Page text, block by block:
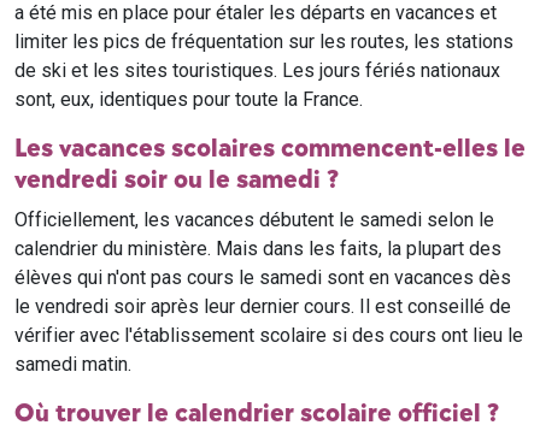
a été mis en place pour étaler les départs en vacances et
limiter les pics de fréquentation sur les routes, les stations
de ski et les sites touristiques. Les jours fériés nationaux
sont, eux, identiques pour toute la France.
Les vacances scolaires commencent-elles le
vendredi soir ou le samedi ?
Officiellement, les vacances débutent le samedi selon le
calendrier du ministère. Mais dans les faits, la plupart des
élèves qui n'ont pas cours le samedi sont en vacances dès
le vendredi soir après leur dernier cours. Il est conseillé de
vérifier avec l'établissement scolaire si des cours ont lieu le
samedi matin.
Où trouver le calendrier scolaire officiel ?